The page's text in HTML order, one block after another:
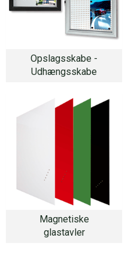
Opslagsskabe -
Udhængsskabe
Magnetiske
glastavler